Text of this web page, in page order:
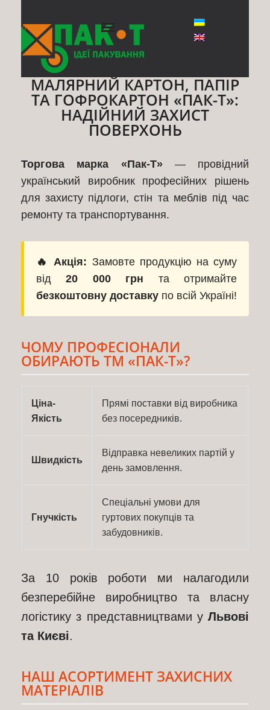
◊
МАЛЯРНИЙ КАРТОН, ПАПІР
ТА ГОФРОКАРТОН «ПАК-Т»:
НАДІЙНИЙ ЗАХИСТ
ПОВЕРХОНЬ
Торгова марка «Пак-Т»— провідний
український виробник професійних рішень
для захисту підлоги, стін та меблів під час
ремонту та транспортування.
🔥 Акція: Замовте продукцію на суму
від20 000 грн та отримайте
безкоштовну доставку по всій Україні!
ЧОМУ ПРОФЕСІОНАЛИ
ОБИРАЮТЬ ТМ «ПАК-Т»?
Ціна-
Якість
Прямі поставки від виробника
без посередників.
Швидкість
Відправка невеликих партій у
день замовлення.
Гнучкість
Спеціальні умови для
гуртових покупців та
забудовників.
За 10 років роботи ми налагодили
безперебійне виробництво та власну
логістику з представництвами у Львові
та Києві.
НАШ АСОРТИМЕНТ ЗАХИСНИХ
МАТЕРІАЛІВ